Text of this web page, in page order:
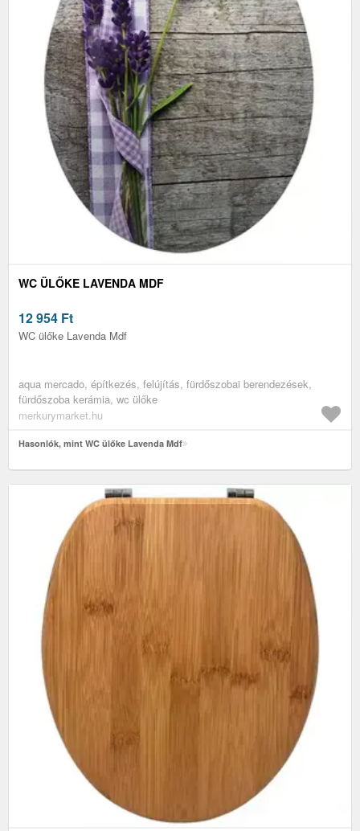
WC ÜLŐKE LAVENDA MDF
12 954 Ft
WC ülőke Lavenda Mdf
aqua mercado, építkezés, felújítás, fürdőszobai berendezések,
fürdőszoba kerámia, wc ülőke
merkurymarket.hu
Hasonlók, mint WC ülőke Lavenda Mdf